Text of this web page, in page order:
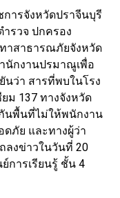
ารจังหวัดปราจีนบุรี
รวจ ปกครอง
าสาธารณภัยจังหวัด
นักงานปรมาณูเพื่อ
นว่า สารที่พบในโรง
ม 137 ทางจังหวัด
นพื้นที่ไม่ให้พนักงาน
ภัย และทางผู้ว่า
ลงข่าวในวันที่ 20
การเรียนรู้ ชั้น 4